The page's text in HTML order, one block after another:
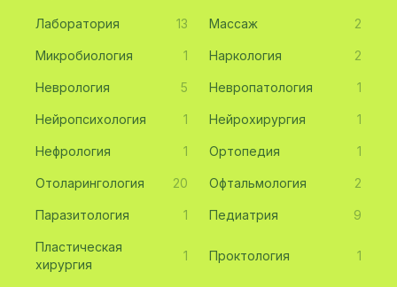
Лаборатория 13 Массаж 2
Микробиология 1 Наркология 2
Неврология 5 Невропатология 1
Нейропсихология 1 Нейрохирургия 1
Нефрология 1 Ортопедия 1
Отоларингология 20 Офтальмология 2
Паразитология 1 Педиатрия 9
Пластическая
хирургия
1 Проктология 1